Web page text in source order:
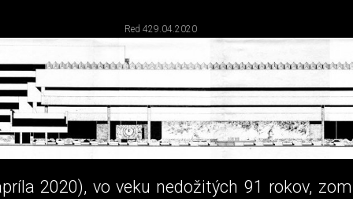
Red 429.04.2020
2020), vo veku nedožitých 91 rokov,